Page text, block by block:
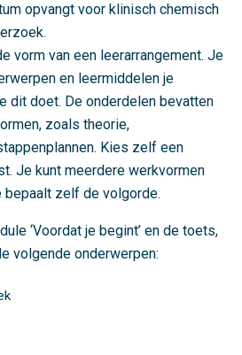
opvangt voor klinisch chemisch
vorm van een leerarrangement. Je
en leermiddelen je
dit doet. De onderdelen bevatten
zoals theorie,
Kies zelf een
Je kunt meerdere werkvormen
bepaalt zelf de volgorde.
‘Voordat je begint’ en de toets,
volgende onderwerpen: